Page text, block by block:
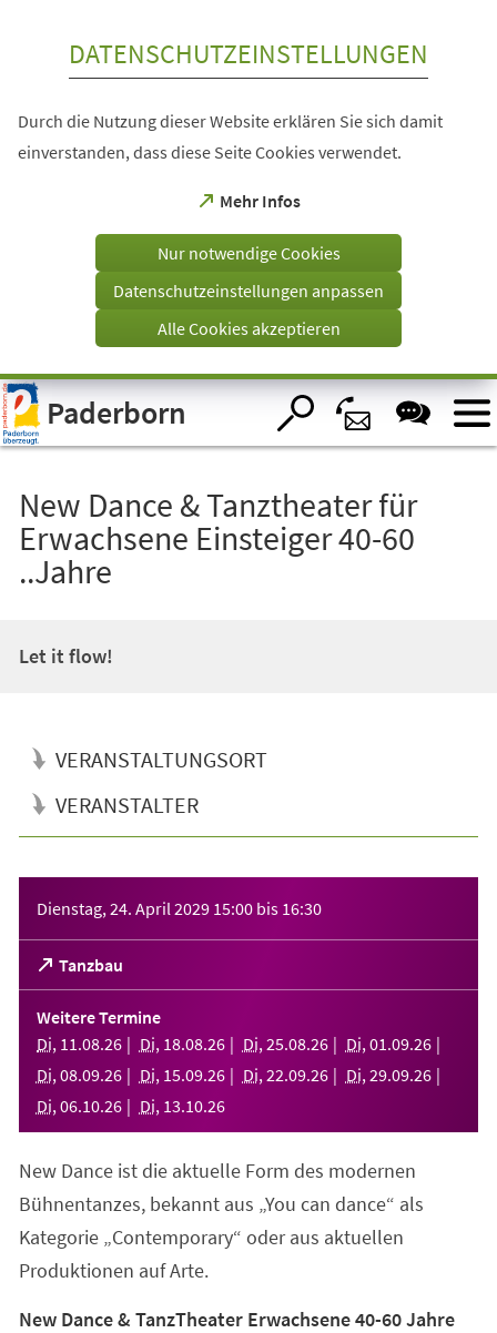
Visuelle
Assistenzsoftware
öffnen.
DATENSCHUTZEINSTELLUNGEN
Durch die Nutzung dieser Website erklären Sie sich damit
einverstanden, dass diese Seite Cookies verwendet.
Mehr Infos
(Öffnet
einem
Tab)
Nur notwendige Cookies
Datenschutzeinstellungen anpassen
Alle Cookies akzeptieren
Paderborn
New Dance & Tanztheater für
Erwachsene Einsteiger 40-60
..Jahre
Let it flow!
VERANSTALTUNGSORT
VERANSTALTER
Dienstag, 24. April 2029 15:00 bis 16:30
Tanzbau
(Öffnet
in
einem
neuen
Tab)
Weitere Termine
Di, 11 .08.26 Di, 18.08.26 Di, 25.08.26 Di, 01 .09.26
Di, 08.09.26 Di, 15.09.26 Di, 22.09.26 Di, 29.09.26
Di, 06.10.26 Di, 13.10.26
New Dance ist die aktuelle Form des modernen
Bühnentanzes, bekannt aus „You can dance“ als
Kategorie „Contemporary“ oder aus aktuellen
Produktionen auf Arte.
New Dance & TanzTheater Erwachsene 40-60 Jahre